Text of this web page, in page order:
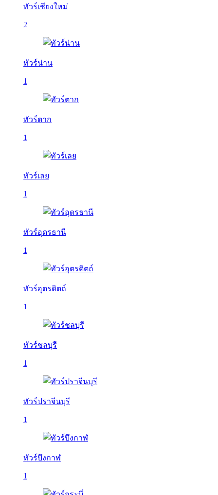
ทัวร์เชียงใหม่
2
ทัวร์น่าน
1
ทัวร์ตาก
1
ทัวร์เลย
1
ทัวร์อุดรธานี
1
ทัวร์อุตรดิตถ์
1
ทัวร์ชลบุรี
1
ทัวร์ปราจีนบุรี
1
ทัวร์บึงกาฬ
1